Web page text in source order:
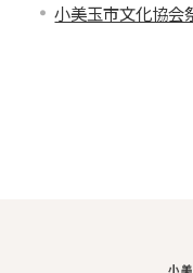
小美玉市文化協会